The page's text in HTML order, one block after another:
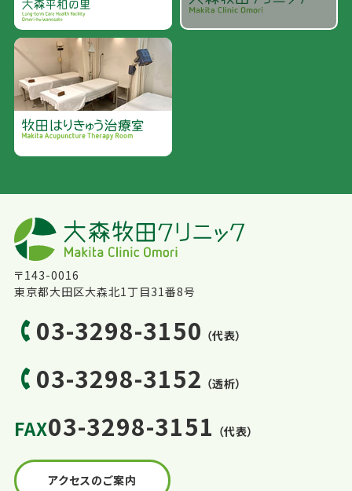
〒143-0016
東京都大田区大森北1丁目31番8号
03-3298-3150 （代表）
03-3298-3152 （透析）
FAX03-3298-3151 （代表）
アクセスのご案内